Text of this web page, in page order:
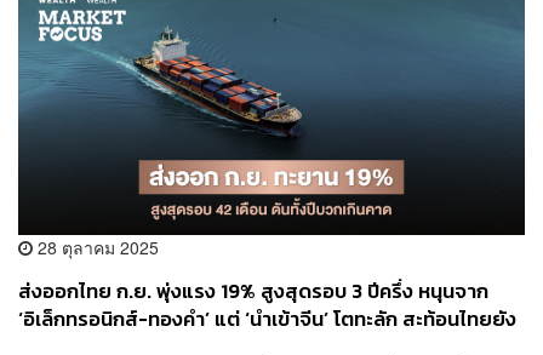
28 ตุลาคม 2025
ส่งออกไทย ก.ย. พุ่งแรง 19% สูงสุดรอบ 3 ปีครึ่ง หนุนจาก
‘อิเล็กทรอนิกส์-ทองคำ’ แต่ ‘นำเข้าจีน’ โตทะลัก สะท้อนไทยยัง